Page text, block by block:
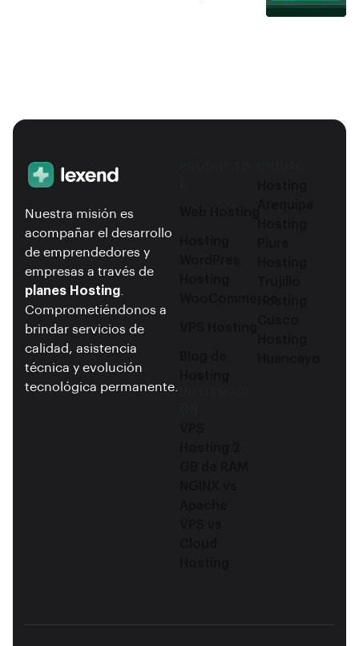
Nuestra misión es
acompañar el desarrollo
de emprendedores y
empresas a través de
planes Hosting.
Comprometiéndonos a
brindar servicios de
calidad, asistencia
técnica y evolución
tecnológica permanente.